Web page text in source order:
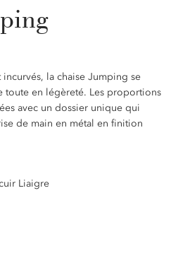
la chaise Jumping se
toute en légèreté. Les proportions
avec un dossier unique qui
de main en métal en finition
Liaigre